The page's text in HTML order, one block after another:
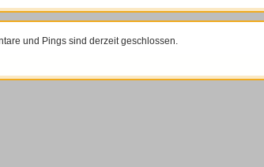
und Pings sind derzeit geschlossen.